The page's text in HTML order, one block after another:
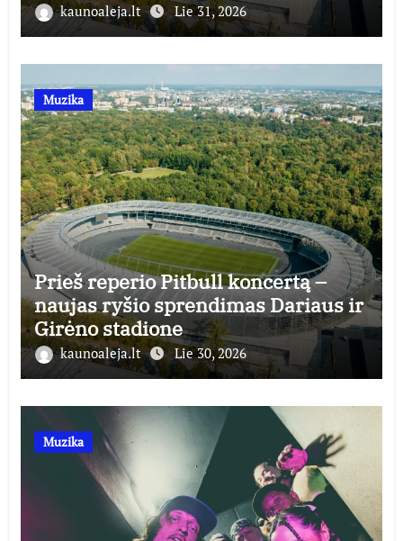
kaunoaleja.lt Lie 31, 2026
Muzika
Prieš reperio Pitbull koncertą –
naujas ryšio sprendimas Dariaus ir
Girėno stadione
kaunoaleja.lt Lie 30, 2026
Muzika